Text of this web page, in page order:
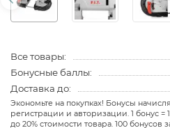
Все товары:
Бонусные баллы:
Доставка до:
Экономьте на покупках! Бонусы
регистрации и авторизации. 1 бонус =
до 20% стоимости товара. 100 бонусов